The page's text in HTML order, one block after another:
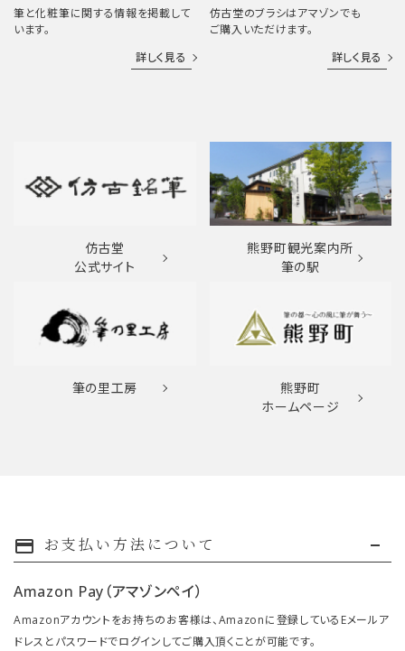
筆と化粧筆に関する情報を掲載して
います。
詳しく見る
仿古堂のブラシはアマゾンでも
ご購入いただけます。
詳しく見る
仿古堂
公式サイト
熊野町観光案内所
筆の駅
筆の里工房
熊野町
ホームページ
payment お支払い方法について
Amazon Pay（アマゾンペイ）
Amazonアカウントをお持ちのお客様は、Amazonに登録しているEメールア
ドレスとパスワードでログインしてご購入頂くことが可能です。